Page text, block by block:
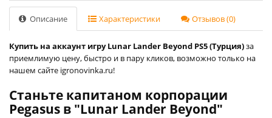
Описание Характеристики Отзывов (0)
Купить на аккаунт игру Lunar Lander Beyond PS5 (Турция)за
приемлимую цену, быстро и в пару кликов, возможно только на
нашем сайте igronovinka.ru!
Станьте капитаном корпорации
Pegasus в "Lunar Lander Beyond"